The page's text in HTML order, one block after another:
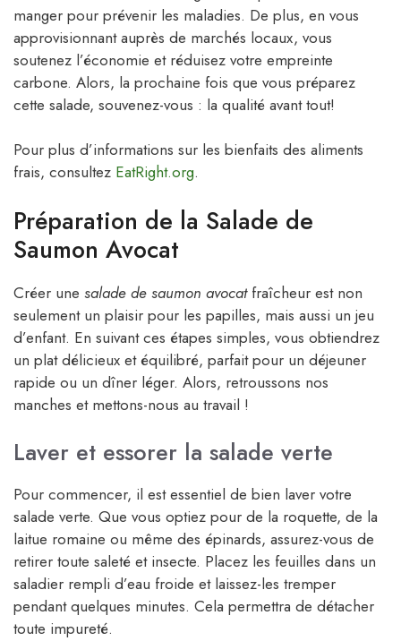
manger pour prévenir les maladies. De plus, en vous
approvisionnant auprès de marchés locaux, vous
soutenez l’économie et réduisez votre empreinte
carbone. Alors, la prochaine fois que vous préparez
cette salade, souvenez-vous : la qualité avant tout!
Pour plus d’informations sur les bienfaits des aliments
frais, consultez EatRight.org.
Préparation de la Salade de
Saumon Avocat
Créer une salade de saumon avocatfraîcheur est non
seulement un plaisir pour les papilles, mais aussi un jeu
d’enfant. En suivant ces étapes simples, vous obtiendrez
un plat délicieux et équilibré, parfait pour un déjeuner
rapide ou un dîner léger. Alors, retroussons nos
manches et mettons-nous au travail !
Laver et essorer la salade verte
Pour commencer, il est essentiel de bien laver votre
salade verte. Que vous optiez pour de la roquette, de la
laitue romaine ou même des épinards, assurez-vous de
retirer toute saleté et insecte. Placez les feuilles dans un
saladier rempli d’eau froide et laissez-les tremper
pendant quelques minutes. Cela permettra de détacher
toute impureté.